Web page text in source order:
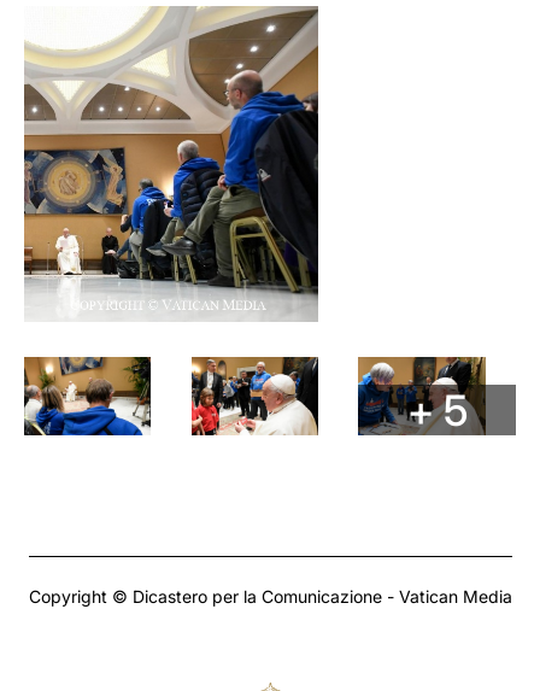
+ 5
Copyright © Dicastero per la Comunicazione - Vatican Media